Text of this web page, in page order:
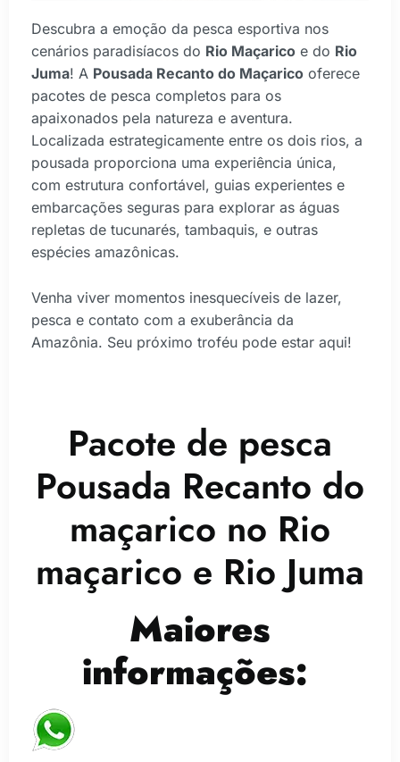
Descubra a emoção da pesca esportiva nos
cenários paradisíacos do Rio Maçarico e do Rio
Juma! A Pousada Recanto do Maçarico oferece
pacotes de pesca completos para os
apaixonados pela natureza e aventura.
Localizada estrategicamente entre os dois rios, a
pousada proporciona uma experiência única,
com estrutura confortável, guias experientes e
embarcações seguras para explorar as águas
repletas de tucunarés, tambaquis, e outras
espécies amazônicas.
Venha viver momentos inesquecíveis de lazer,
pesca e contato com a exuberância da
Amazônia. Seu próximo troféu pode estar aqui!
Pacote de pesca
Pousada Recanto do
maçarico no Rio
maçarico e Rio Juma
Maiores
informações: